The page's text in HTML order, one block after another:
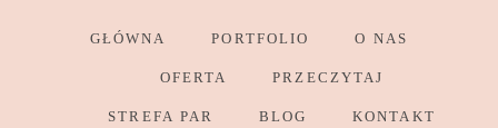
GŁÓWNA PORTFOLIO O NAS
OFERTA PRZECZYTAJ
STREFA PAR BLOG KONTAKT